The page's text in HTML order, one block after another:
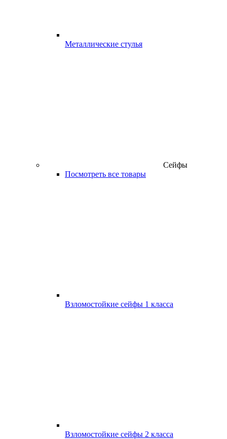
Металлические стулья
Сейфы
Посмотреть все товары
Взломостойкие сейфы 1 класса
Взломостойкие сейфы 2 класса